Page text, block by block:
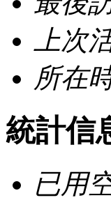
上次
所在
統計信
已用